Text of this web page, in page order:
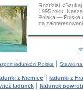
Rozdział
1995 roku.
Polska — Polska
za
ładunków Polska | Stawki
z Niemiec | ładunki z
ładunek | ładunek